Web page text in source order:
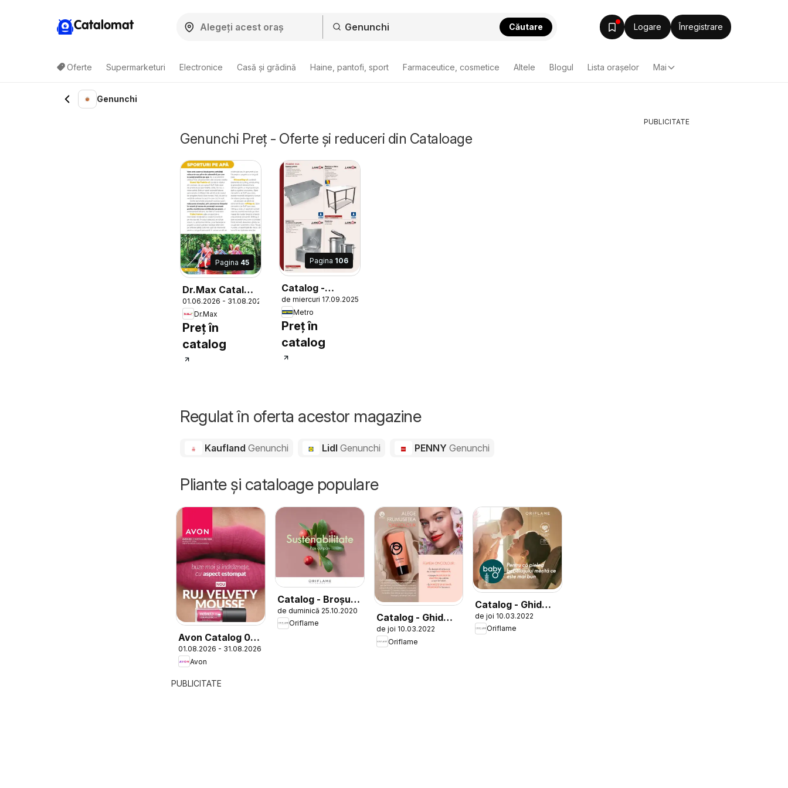
Catalomat Căutare Logare Înregistrare
Oferte Supermarketuri Electronice Casă și grădină Haine, pantofi, sport Farmaceutice, cosmetice Altele Blogul Lista oraşelor Mai
Genunchi
Genunchi Preț - Oferte și reduceri din Cataloage
Pagina 45
Dr.Max Catalog
Sănătate
01.06.2026 - 31.08.2026
Dr.Max
Preț în
catalog
Pagina 106
Catalog -
Echipamente
Profesionale
pentru HoReCa
de miercuri 17.09.2025
Metro
Preț în
catalog
Regulat în oferta acestor magazine
Kaufland Genunchi LidlGenunchi PENNYGenunchi
Pliante și cataloage populare
Avon Catalog 08
2026
01.08.2026 - 31.08.2026
Avon
Catalog - Broșură
Sustenabilitate
de duminică 25.10.2020
Oriflame
Catalog - Ghid
Oncolour
de joi 10.03.2022
Oriflame
Catalog - Ghid
Baby O
de joi 10.03.2022
Oriflame
PUBLICITATE
PUBLICITATE